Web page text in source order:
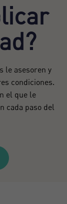
le asesoren y
condiciones.
el que le
cada paso del